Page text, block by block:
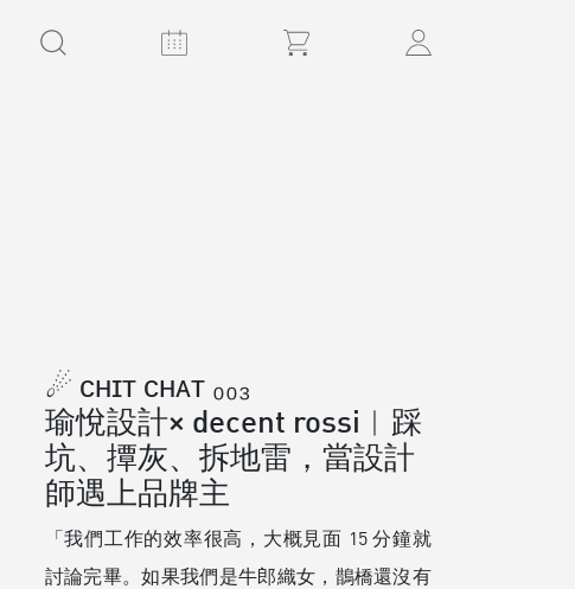
☄ ᴄʜɪᴛ ᴄʜᴀᴛ ₀₀₃
瑜悅設計× decent rossi︱踩
坑、撢灰、拆地雷，當設計
師遇上品牌主
「我們工作的效率很高，大概見面 15 分鐘就
討論完畢。如果我們是牛郎織女，鵲橋還沒有